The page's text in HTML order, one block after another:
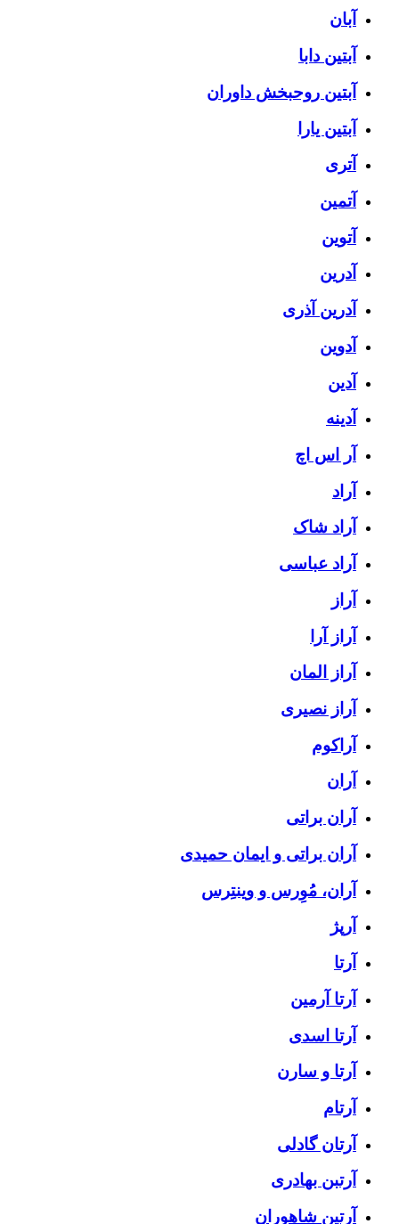
آبان
آبتین دابا
آبتین روحبخش داوران
آبتین یارا
آتری
آتمین
آتوین
آدرین
آدرین آذری
آدوین
آدین
آدینه
آر اس اچ
آراد
آراد شاک
آراد عباسی
آراز
آراز آرا
آراز المان
آراز نصیری
آراکوم
آران
آران براتی
آران براتی و ایمان حمیدی
آران، مُوِرس و وینتِرس
آرپژ
آرتا
آرتا آرمین
آرتا اسدی
آرتا و سارن
آرتام
آرتان گادلی
آرتبن بهادری
آرتين شاهوران